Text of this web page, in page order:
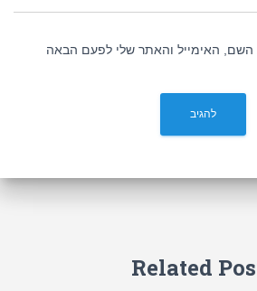
האימייל והאתר שלי לפעם הבאה
Related